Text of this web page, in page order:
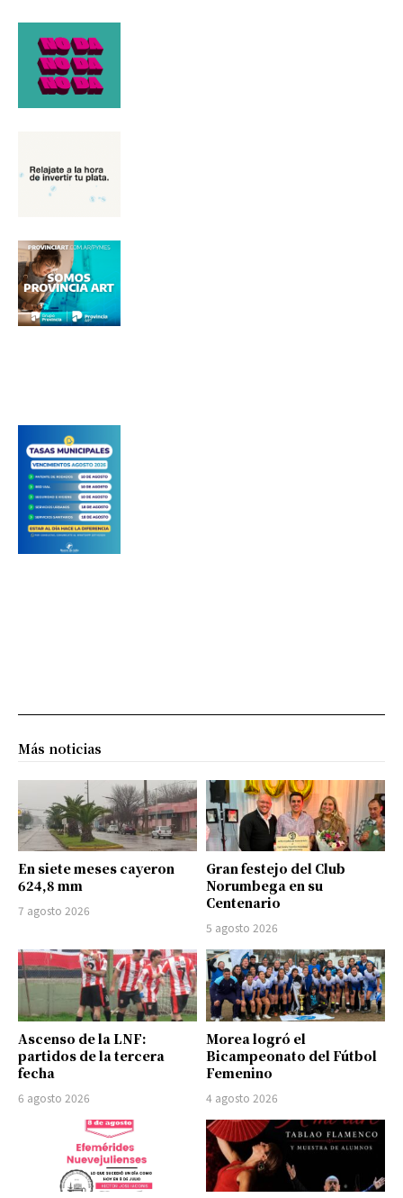
Más noticias
En siete meses cayeron
624,8 mm
7 agosto 2026
Gran festejo del Club
Norumbega en su
Centenario
5 agosto 2026
Ascenso de la LNF:
partidos de la tercera
fecha
6 agosto 2026
Morea logró el
Bicampeonato del Fútbol
Femenino
4 agosto 2026